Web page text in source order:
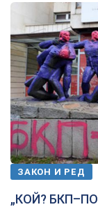
ЗАКОН И РЕД
„КОЙ?